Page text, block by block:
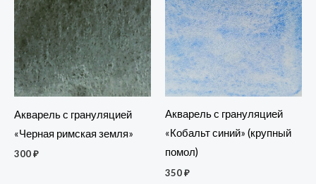
Акварель с грануляцией
«Черная римская земля»
300₽
Акварель с грануляцией
«Кобальт синий» (крупный
помол)
350₽